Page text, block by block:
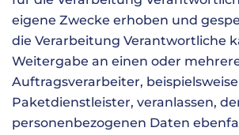
eigene Zwecke erhoben und
die Verarbeitung Verantwortliche
Weitergabe an einen oder
Auftragsverarbeiter,
Paketdienstleister, veranlassen,
personenbezogenen Daten